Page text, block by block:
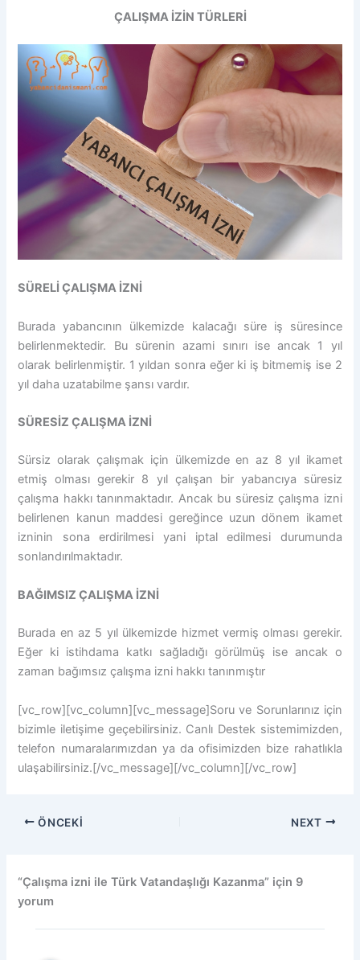
ÇALIŞMA İZİN TÜRLERİ
SÜRELİ ÇALIŞMA İZNİ
Burada yabancının ülkemizde kalacağı süre iş süresince
belirlenmektedir. Bu sürenin azami sınırı ise ancak 1 yıl
olarak belirlenmiştir. 1 yıldan sonra eğer ki iş bitmemiş ise 2
yıl daha uzatabilme şansı vardır.
SÜRESİZ ÇALIŞMA İZNİ
Sürsiz olarak çalışmak için ülkemizde en az 8 yıl ikamet
etmiş olması gerekir 8 yıl çalışan bir yabancıya süresiz
çalışma hakkı tanınmaktadır. Ancak bu süresiz çalışma izni
belirlenen kanun maddesi gereğince uzun dönem ikamet
izninin sona erdirilmesi yani iptal edilmesi durumunda
sonlandırılmaktadır.
BAĞIMSIZ ÇALIŞMA İZNİ
Burada en az 5 yıl ülkemizde hizmet vermiş olması gerekir.
Eğer ki istihdama katkı sağladığı görülmüş ise ancak o
zaman bağımsız çalışma izni hakkı tanınmıştır
[vc_row][vc_column][vc_message]Soru ve Sorunlarınız için
bizimle iletişime geçebilirsiniz. Canlı Destek sistemimizden,
telefon numaralarımızdan ya da ofisimizden bize rahatlıkla
ulaşabilirsiniz.[/vc_message][/vc_column][/vc_row]
ÖNCEKI NEXT
“Çalışma izni ile Türk Vatandaşlığı Kazanma” için 9
yorum